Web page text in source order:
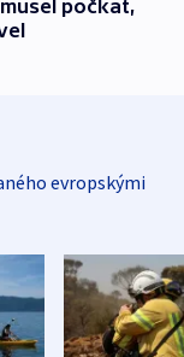
počkat,
evropskými